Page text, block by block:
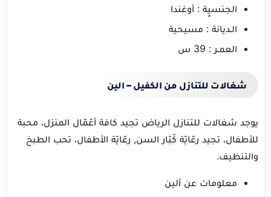
الجنسيٍة : أوغندا
الـديانة : مسيحية
العمـر : 39 س
شغالات للتنازل من الكفيل – الين
يوجد شغالات للتنازل الرياض تجيد كافة أعّمّال المنزل، محبة
للأطفال، تجيد رعّايّة كّبّار السن, رعّايّة الأطفال، تحب الطبخ
والتنظيف.
معلومات عن ألين